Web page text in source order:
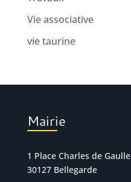
Vie associative
vie taurine
Mairie
1 Place Charles de Gaulle
30127 Bellegarde